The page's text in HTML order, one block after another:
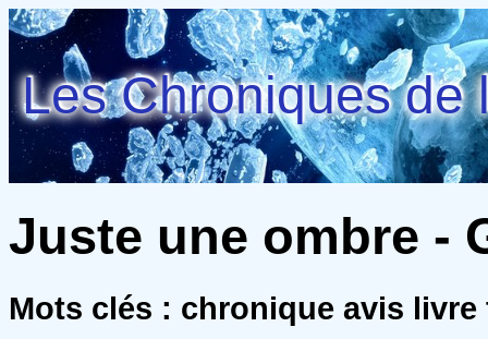
Les Chroniques de
Juste une ombre -
Mots clés : chronique avis